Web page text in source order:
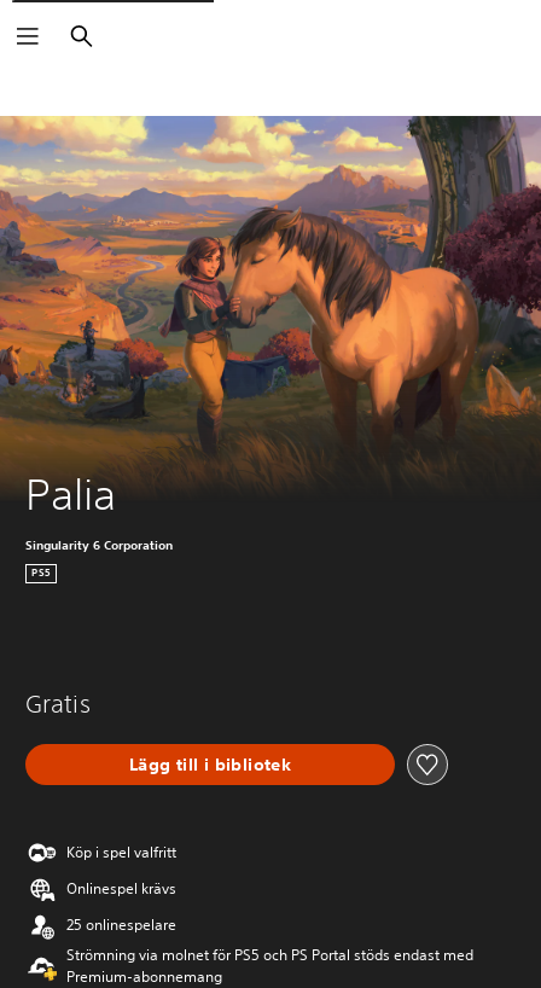
Sök
Palia
Singularity 6 Corporation
PS5
Gratis
Lägg till i bibliotek
Köp i spel valfritt
Onlinespel krävs
25 onlinespelare
Strömning via molnet för PS5 och PS Portal stöds endast med
Premium-abonnemang